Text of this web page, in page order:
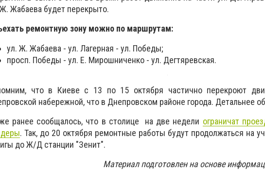
Жабаева будет перекрыто.
ремонтную зону можно по маршрутам:
ул. Ж. Жабаева - ул. Лагерная - ул. Победы;
просп. Победы - ул. Е. Мирошниченко - ул. Дегтяревская.
что в Киеве с 13 по 15 октября частично перекроют
набережной, что в Днепровском районе города. Детальнее
ранее сообщалось, что в столице на две недели ограничат
. Так, до 20 октября ремонтные работы будут продолжаться на
до Ж/Д станции "Зенит".
Материал подготовлен на основе